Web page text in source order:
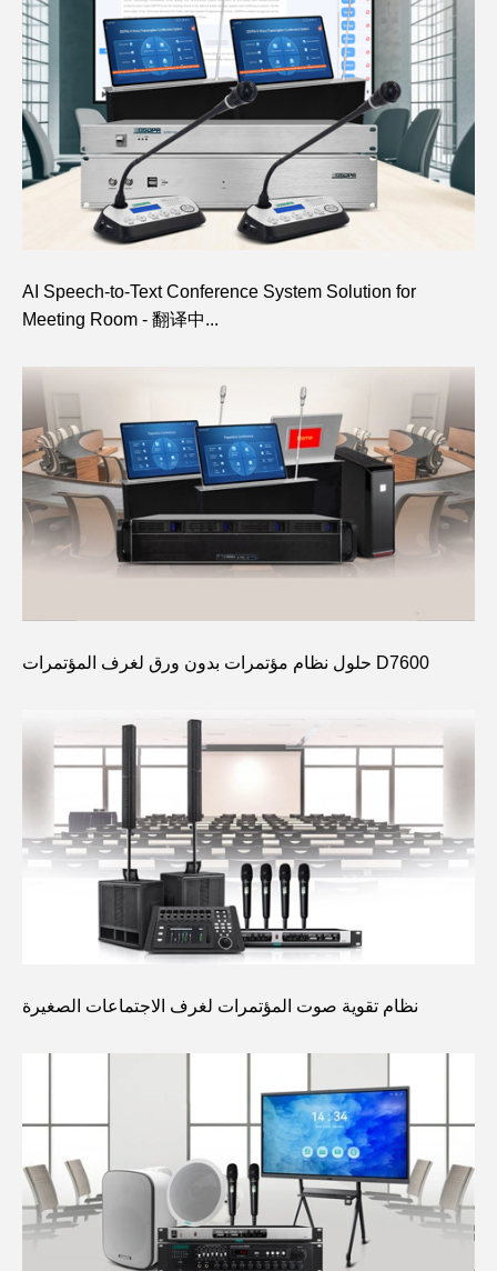
AI Speech-to-Text Conference System Solution for
Meeting Room - 翻译中...
حلول نظام مؤتمرات بدون ورق لغرف المؤتمرات D7600
نظام تقوية صوت المؤتمرات لغرف الاجتماعات الصغيرة